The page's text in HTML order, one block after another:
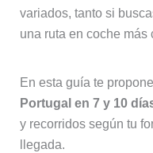
variados, tanto si
una ruta en coche más
En esta guía te
Portugal en 7 y 10
y recorridos según tu
llegada.